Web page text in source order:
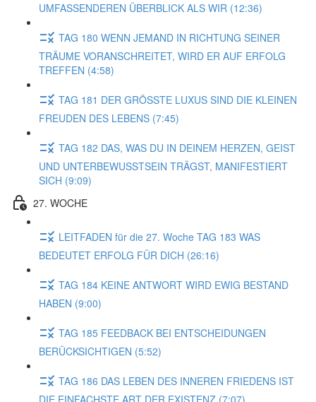
UMFASSENDEREN ÜBERBLICK ALS WIR (12:36)
TAG 180 WENN JEMAND IN RICHTUNG SEINER
TRÄUME VORANSCHREITET, WIRD ER AUF ERFOLG
TREFFEN (4:58)
TAG 181 DER GRÖSSTE LUXUS SIND DIE KLEINEN
FREUDEN DES LEBENS (7:45)
TAG 182 DAS, WAS DU IN DEINEM HERZEN, GEIST
UND UNTERBEWUSSTSEIN TRÄGST, MANIFESTIERT
SICH (9:09)
27. WOCHE
LEITFADEN für die 27. Woche TAG 183 WAS
BEDEUTET ERFOLG FÜR DICH (26:16)
TAG 184 KEINE ANTWORT WIRD EWIG BESTAND
HABEN (9:00)
TAG 185 FEEDBACK BEI ENTSCHEIDUNGEN
BERÜCKSICHTIGEN (5:52)
TAG 186 DAS LEBEN DES INNEREN FRIEDENS IST
DIE EINFACHSTE ART DER EXISTENZ (7:07)